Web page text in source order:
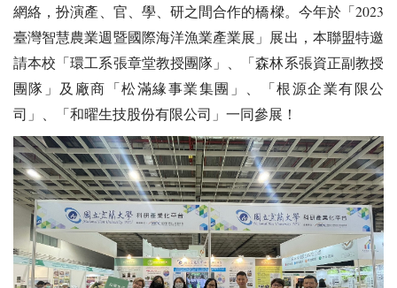
網絡，扮演產、官、學、研之間合作的橋樑。今年於「2023
臺灣智慧農業週暨國際海洋漁業產業展」展出，本聯盟特邀
請本校「環工系張章堂教授團隊」、「森林系張資正副教授
團隊」及廠商「松滿緣事業集團」、「根源企業有限公
司」、「和曜生技股份有限公司」一同參展！